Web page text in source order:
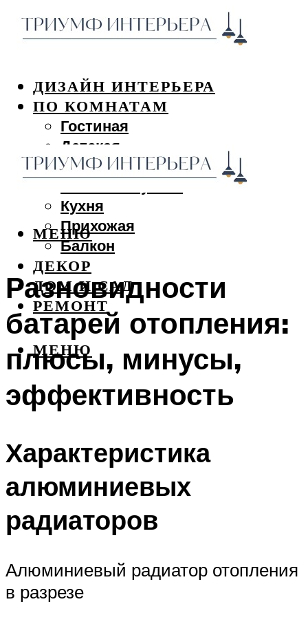
ДИЗАЙН ИНТЕРЬЕРА
ПО КОМНАТАМ
Гостиная
Детская
Спальня
Кухня
Прихожая
Балкон
ДЕКОР
ДОМ И САД
РЕМОНТ
МЕНЮ
МЕНЮ
Разновидности
батарей отопления:
плюсы, минусы,
эффективность
Характеристика
алюминиевых
радиаторов
Алюминиевый радиатор отопления
в разрезе